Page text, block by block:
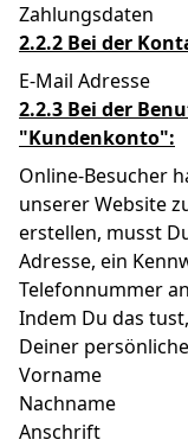
Zahlungsdaten
2.2.2 Bei der
E-Mail Adresse
2.2.3 Bei der
"Kundenkonto":
Online-Besucher
unserer Website
erstellen, musst
Adresse, ein
Telefonnummer
Indem Du das
Deiner
Vorname
Nachname
Anschrift